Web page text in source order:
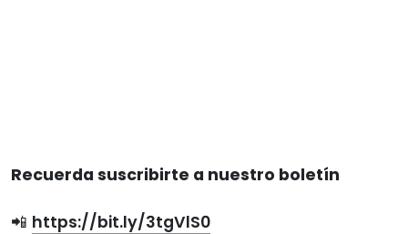
Recuerda suscribirte a nuestro boletín
📲 https://bit.ly/3tgVlS0